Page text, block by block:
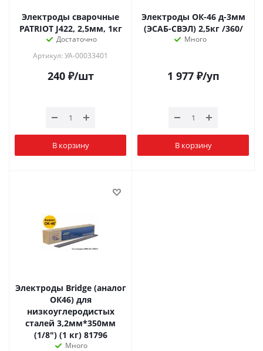
Электроды сварочные
PATRIOT J422, 2,5мм, 1кг
Достаточно
Артикул: УА-00033401
240₽/шт
В корзину
Электроды ОК-46 д-3мм
(ЭСАБ-СВЭЛ) 2,5кг /360/
Много
1 977₽/уп
В корзину
Электроды Bridge (аналог
ОК46) для
низкоуглеродистых
сталей 3,2мм*350мм
(1/8") (1 кг) 81796
Много